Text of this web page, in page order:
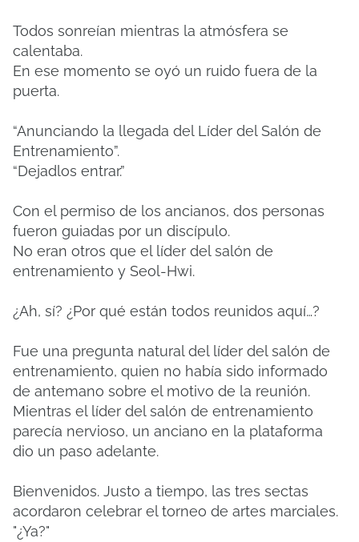
Todos sonreían mientras la atmósfera se
calentaba.
En ese momento se oyó un ruido fuera de la
puerta.
“Anunciando la llegada del Líder del Salón de
Entrenamiento”.
“Dejadlos entrar.”
Con el permiso de los ancianos, dos personas
fueron guiadas por un discípulo.
No eran otros que el líder del salón de
entrenamiento y Seol-Hwi.
¿Ah, sí? ¿Por qué están todos reunidos aquí…?
Fue una pregunta natural del líder del salón de
entrenamiento, quien no había sido informado
de antemano sobre el motivo de la reunión.
Mientras el líder del salón de entrenamiento
parecía nervioso, un anciano en la plataforma
dio un paso adelante.
Bienvenidos. Justo a tiempo, las tres sectas
acordaron celebrar el torneo de artes marciales.
"¿Ya?"